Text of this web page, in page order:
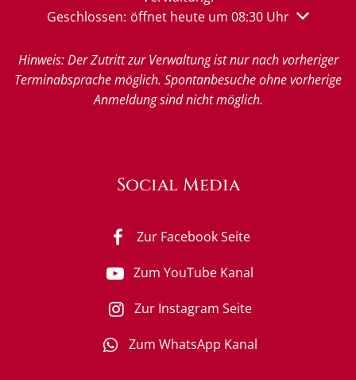
Klicken, um weitere Öffnungs- oder Schließzeiten
Geschlossen: öffnet heute um 08:30 Uhr
Hinweis: Der Zutritt zur Verwaltung ist nur nach vorheriger
Terminabsprache möglich. Spontanbesuche ohne vorherige
Anmeldung sind nicht möglich.
Social Media
Zur Facebook Seite
Zum YouTube Kanal
Zur Instagram Seite
Zum WhatsApp Kanal